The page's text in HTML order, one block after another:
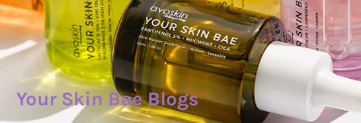
Your Skin Bae Blogs